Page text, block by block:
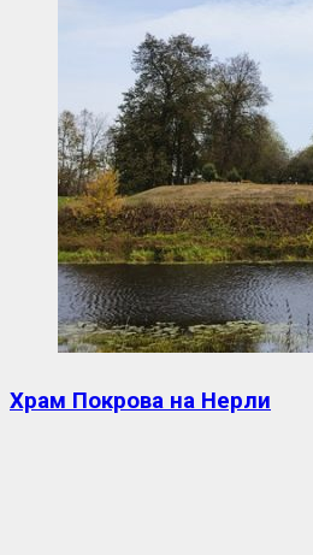
Храм Покрова на Нерли